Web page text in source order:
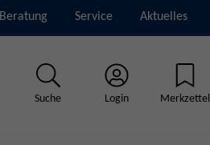
Beratung Service Aktuelles
Suche Login Merkzettel